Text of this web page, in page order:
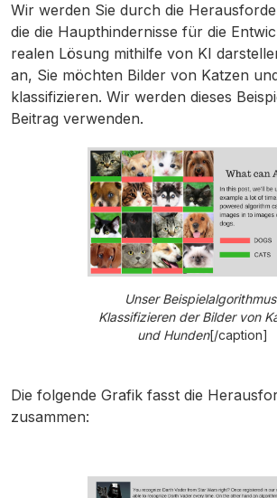
Wir werden Sie durch die
die die Haupthindernisse für die
realen Lösung mithilfe von KI
an, Sie möchten Bilder von Katzen
klassifizieren. Wir werden dieses
Beitrag verwenden.
Unser
Klassifizieren der Bilder von
und Hunden[/caption]
Die folgende Grafik fasst die
zusammen: